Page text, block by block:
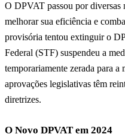
O DPVAT passou por diversas
melhorar sua eficiência e
provisória tentou extinguir o
Federal (STF) suspendeu a
temporariamente zerada para a
aprovações legislativas têm
diretrizes.
O Novo DPVAT em 2024